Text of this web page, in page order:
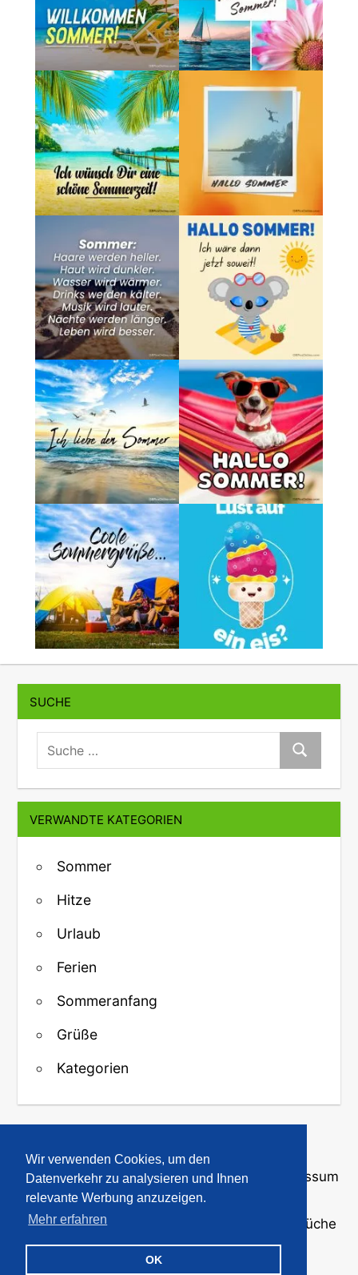
Wir verwenden Cookies, um den
Datenverkehr zu analysieren und Ihnen
relevante Werbung anzuzeigen.
Mehr erfahren
OK
SUCHE
suche:
Suche
VERWANDTE KATEGORIEN
Sommer
Hitze
Urlaub
Ferien
Sommeranfang
Grüße
Kategorien
↑ Zurück zum Anfang
Über uns·Kontakt·Datenschutz Impressum
© 2008-2026
· Bilder und Sprüche
für WhatsApp und Profile